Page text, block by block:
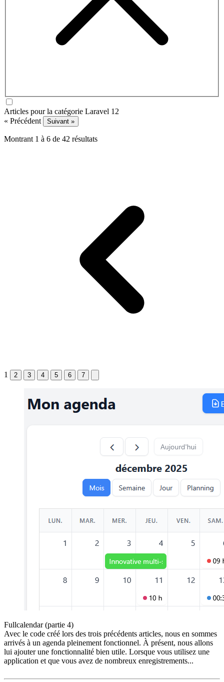
Articles pour la catégorie Laravel 12
« Précédent
Suivant »
Montrant 1 à 6 de 42 résultats
1 2 3 4 5 6 7
Fullcalendar (partie 4)
Avec le code créé lors des trois précédents articles, nous en sommes
arrivés à un agenda pleinement fonctionnel. À présent, nous allons
lui ajouter une fonctionnalité bien utile. Lorsque vous utilisez une
application et que vous avez de nombreux enregistrements...